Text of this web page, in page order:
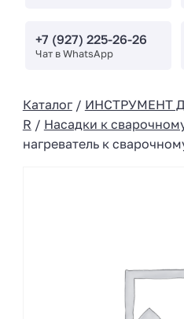
+7 (927) 225-26-26
Чат в WhatsApp
Каталог/ ИНСТРУМЕНТ
R / Насадки к
нагреватель к